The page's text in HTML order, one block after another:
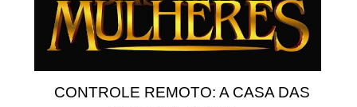
CONTROLE REMOTO: A CASA DAS